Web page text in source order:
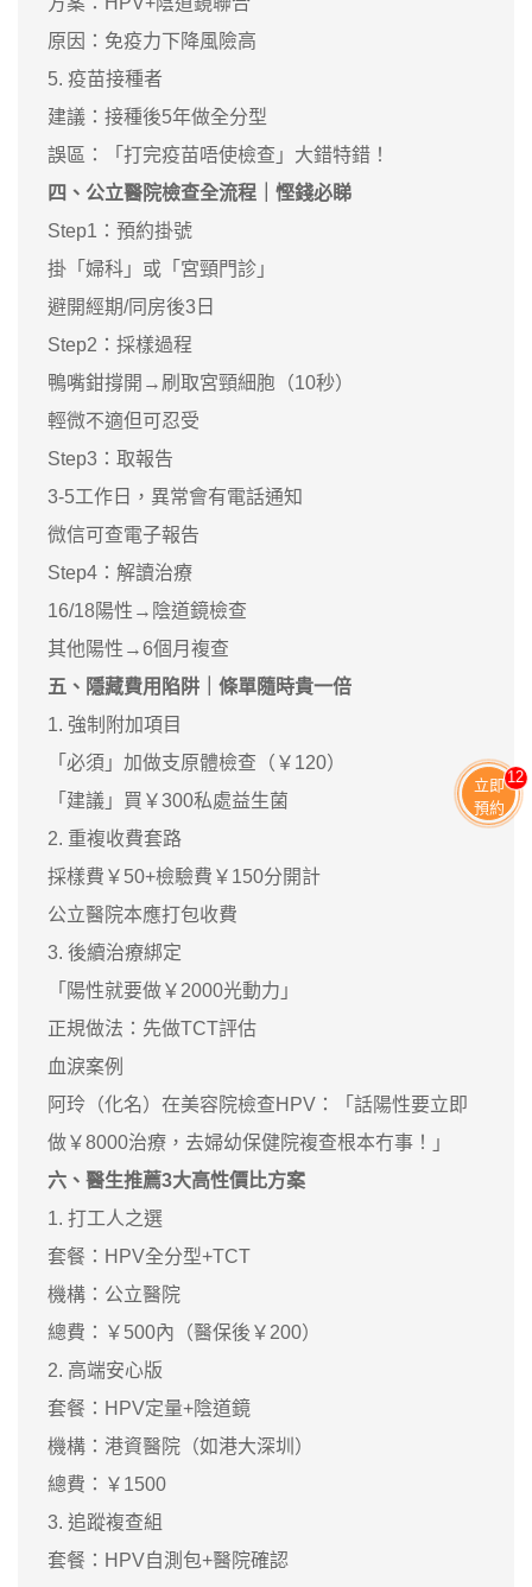
原因：免疫力下降風險高
5. 疫苗接種者
建議：接種後5年做全分型
誤區：「打完疫苗唔使檢查」大錯特錯！
四、公立醫院檢查全流程｜慳錢必睇
Step1：預約掛號
掛「婦科」或「宮頸門診」
避開經期/同房後3日
Step2：採樣過程
鴨嘴鉗撐開→刷取宮頸細胞（10秒）
輕微不適但可忍受
Step3：取報告
3-5工作日，異常會有電話通知
微信可查電子報告
Step4：解讀治療
16/18陽性→陰道鏡檢查
其他陽性→6個月複查
五、隱藏費用陷阱｜條單隨時貴一倍
1. 強制附加項目
「必須」加做支原體檢查（￥120）
「建議」買￥300私處益生菌
2. 重複收費套路
採樣費￥50+檢驗費￥150分開計
公立醫院本應打包收費
3. 後續治療綁定
「陽性就要做￥2000光動力」
正規做法：先做TCT評估
血淚案例
阿玲（化名）在美容院檢查HPV：「話陽性要立即
做￥8000治療，去婦幼保健院複查根本冇事！」
六、醫生推薦3大高性價比方案
1. 打工人之選
套餐：HPV全分型+TCT
機構：公立醫院
總費：￥500內（醫保後￥200）
2. 高端安心版
套餐：HPV定量+陰道鏡
機構：港資醫院（如港大深圳）
總費：￥1500
3. 追蹤複查組
套餐：HPV自測包+醫院確認
立即
預約
11